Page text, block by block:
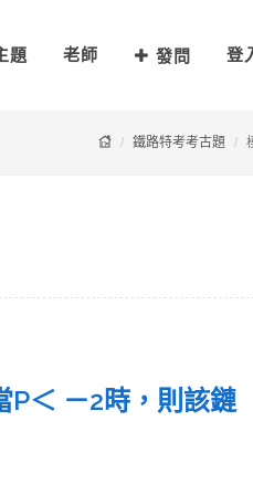
題 老師 發問 登
鐵路特考考古題
P＜ －2時，則該鏈